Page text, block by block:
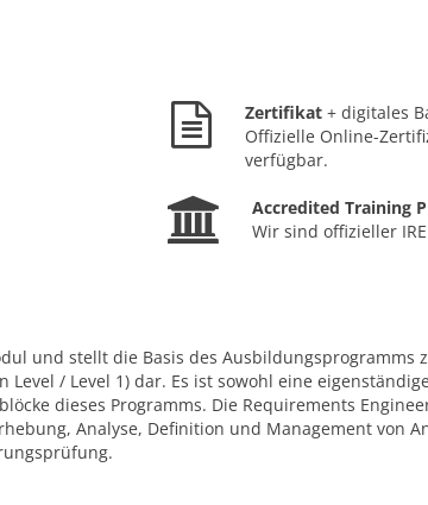
Zertifikat + digitales
Offizielle Online-
verfügbar.
Accredited Training
Wir sind offizieller
und stellt die Basis des Ausbildungsprogramms
Level / Level 1) dar. Es ist sowohl eine
dieses Programms. Die Requirements
Analyse, Definition und Management von